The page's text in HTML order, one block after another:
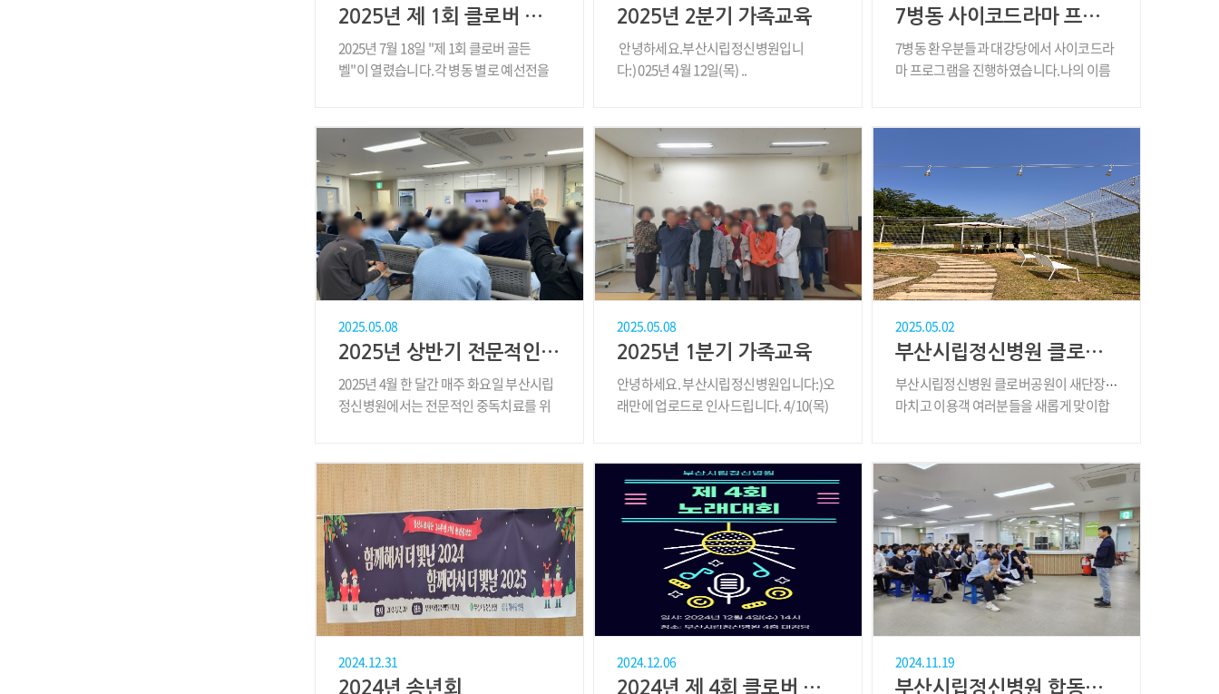
2025년 제 1회 클로버 골든벨
2025년 7월 18일 "제 1회 클로버 골든
벨"이 열렸습니다.각 병동 별로 예선전을
2025년 2분기 가족교육
안녕하세요.부산시립정신병원입니
다:) 025년 4월 12일(목) ..
7병동 사이코드라마 프로그램 활동
7병동 환우분들과 대강당에서 사이코드라
마 프로그램을 진행하였습니다.나의 이름
2025.05.08
2025년 상반기 전문적인 중독치료를 위해 사상구중독관리통합지원센터 교육 진행
2025년 4월 한 달간 매주 화요일 부산시립
정신병원에서는 전문적인 중독치료를 위
2025.05.08
2025년 1분기 가족교육
안녕하세요. 부산시립정신병원입니다:)오
래만에 업로드로 인사드립니다. 4/10(목)
2025.05.02
부산시립정신병원 클로버공원 새단장
부산시립정신병원 클로버공원이 새단장을
마치고 이용객 여러분들을 새롭게 맞이합
2024.12.31
2024년 송년회
2024.12.06
2024년 제 4회 클로버 노래대회
2024.11.19
부산시립정신병원 합동소방훈련 실시